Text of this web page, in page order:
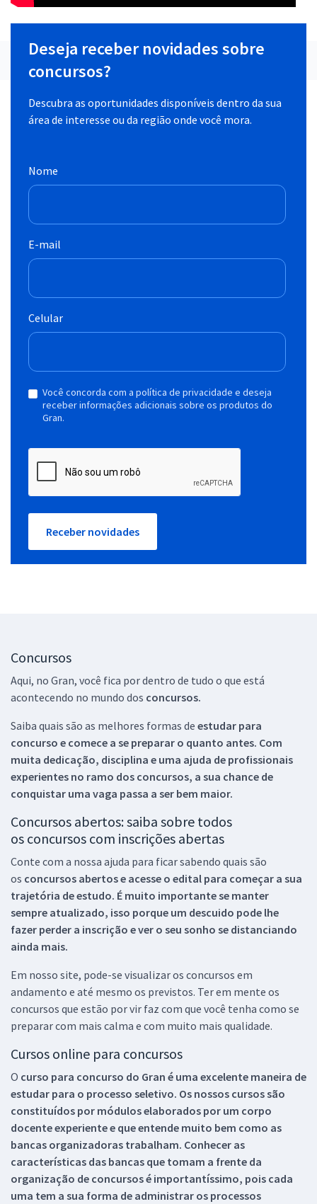
Deseja receber novidades sobre
concursos?
Descubra as oportunidades disponíveis dentro da sua
área de interesse ou da região onde você mora.
Nome
E-mail
Celular
Você concorda com a política de privacidade e deseja
receber informações adicionais sobre os produtos do
Gran.
Receber novidades
Concursos
Aqui, no Gran, você fica por dentro de tudo o que está
acontecendo no mundo dos concursos.
Saiba quais são as melhores formas de estudar para
concurso e comece a se preparar o quanto antes. Com
muita dedicação, disciplina e uma ajuda de profissionais
experientes no ramo dos concursos, a sua chance de
conquistar uma vaga passa a ser bem maior.
Concursos abertos: saiba sobre todos
os concursos com inscrições abertas
Conte com a nossa ajuda para ficar sabendo quais são
os concursos abertos e acesse o edital para começar a sua
trajetória de estudo. É muito importante se manter
sempre atualizado, isso porque um descuido pode lhe
fazer perder a inscrição e ver o seu sonho se distanciando
ainda mais.
Em nosso site, pode-se visualizar os concursos em
andamento e até mesmo os previstos. Ter em mente os
concursos que estão por vir faz com que você tenha como se
preparar com mais calma e com muito mais qualidade.
Cursos online para concursos
O curso para concurso do Gran é uma excelente maneira de
estudar para o processo seletivo. Os nossos cursos são
constituídos por módulos elaborados por um corpo
docente experiente e que entende muito bem como as
bancas organizadoras trabalham. Conhecer as
características das bancas que tomam a frente da
organização de concursos é importantíssimo, pois cada
uma tem a sua forma de administrar os processos